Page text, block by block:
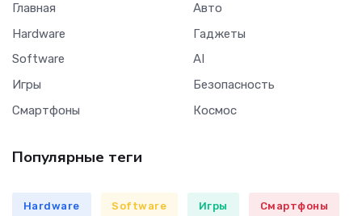
Главная
Hardware
Software
Игры
Смартфоны
Авто
Гаджеты
AI
Безопасность
Космос
Популярные теги
Hardware Software Игры Смартфоны